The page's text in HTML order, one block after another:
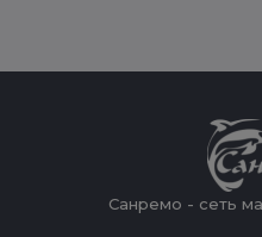
Санремо - сеть